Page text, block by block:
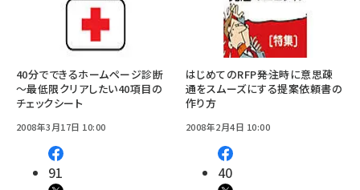
40分でできるホームページ診断
～最低限クリアしたい40項目の
チェックシート
2008年3月17日 10:00
91
はじめてのRFP――発注時に意思疎
通をスムーズにする提案依頼書の
作り方
2008年2月4日 10:00
40